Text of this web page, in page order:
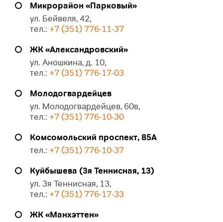
Микрорайон «Парковый»
ул. Бейвеля, 42,
тел.: +7 (351) 776-11-37
ЖК «Александровский»
ул. Аношкина, д. 10,
тел.: +7 (351) 776-17-03
Молодогвардейцев
ул. Молодогвардейцев, 60в,
тел.: +7 (351) 776-10-30
Комсомольский проспект, 85А
тел.: +7 (351) 776-10-37
Куйбышева (3я Теннисная, 13)
ул. 3я Теннисная, 13,
тел.: +7 (351) 776-17-33
ЖК «Манхэттен»